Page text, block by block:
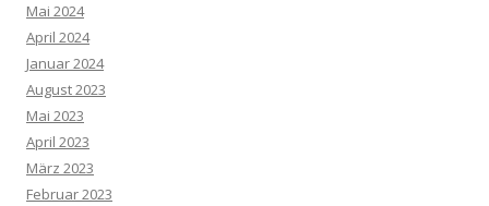
Mai 2024
April 2024
Januar 2024
August 2023
Mai 2023
April 2023
März 2023
Februar 2023